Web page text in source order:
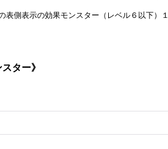
表側表示の効果モンスター（レベル６以下）１
ター》